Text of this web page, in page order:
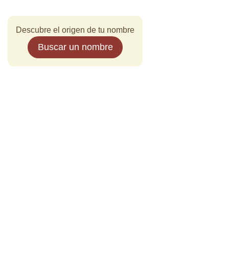
Descubre el origen de tu nombre
Buscar un nombre